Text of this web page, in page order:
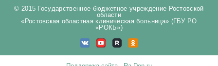
© 2015 Государственное бюджетное учреждение Ростовской
области
«Ростовская областная клиническая больница» (ГБУ РО
«РОКБ»)